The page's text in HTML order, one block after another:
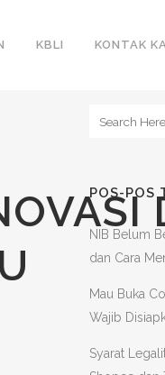
KBLI KONTAK
POS-POS
NIB Belum
dan Cara
Mau Buka
Wajib
Syarat